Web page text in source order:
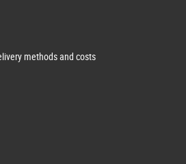
methods and costs